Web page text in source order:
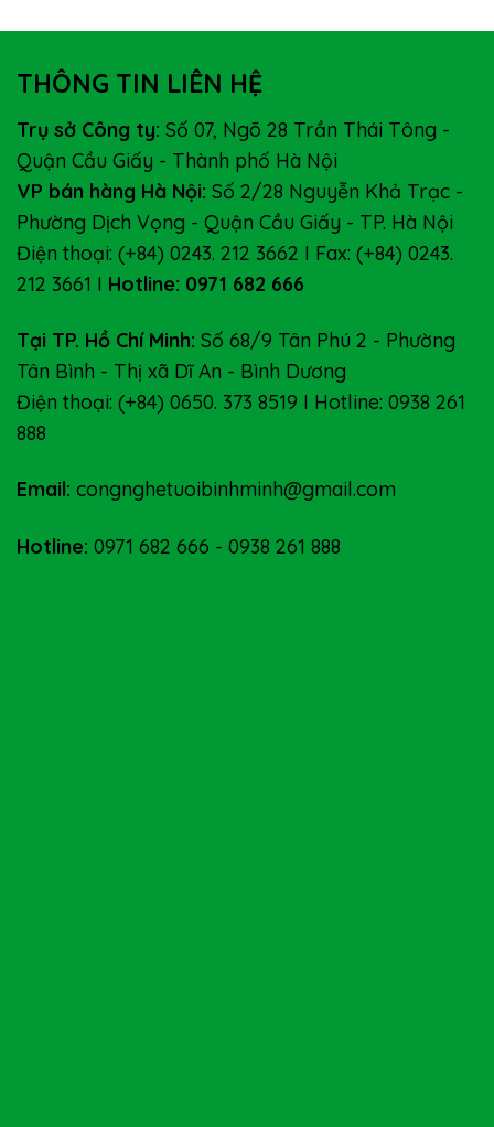
THÔNG TIN LIÊN HỆ
Trụ sở Công ty: Số 07, Ngõ 28 Trần Thái Tông -
Quận Cầu Giấy - Thành phố Hà Nội
VP bán hàng Hà Nội: Số 2/28 Nguyễn Khả Trạc -
Phường Dịch Vọng - Quận Cầu Giấy - TP. Hà Nội
Điện thoại: (+84) 0243. 212 3662 I Fax: (+84) 0243.
212 3661 I Hotline: 0971 682 666
Tại TP. Hồ Chí Minh: Số 68/9 Tân Phú 2 - Phường
Tân Bình - Thị xã Dĩ An - Bình Dương
Điện thoại: (+84) 0650. 373 8519 I Hotline: 0938 261
888
Email: congnghetuoibinhminh@gmail.com
Hotline: 0971 682 666 - 0938 261 888